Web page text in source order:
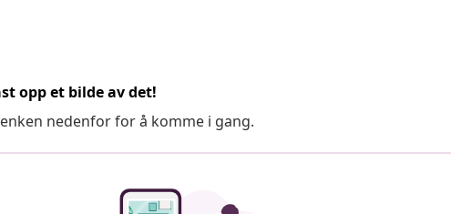
opp et bilde av det!
nedenfor for å komme i gang.